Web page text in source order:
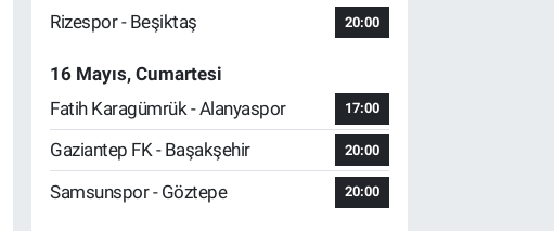
Rizespor - Beşiktaş
20:00
16 Mayıs, Cumartesi
Fatih Karagümrük - Alanyaspor
17:00
Gaziantep FK - Başakşehir 20:00
Samsunspor - Göztepe 20:00